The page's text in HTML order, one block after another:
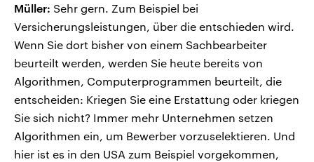
Müller: Sehr gern. Zum Beispiel bei
Versicherungsleistungen, über die entschieden wird.
Wenn Sie dort bisher von einem Sachbearbeiter
beurteilt werden, werden Sie heute bereits von
Algorithmen, Computerprogrammen beurteilt, die
entscheiden: Kriegen Sie eine Erstattung oder kriegen
Sie sich nicht? Immer mehr Unternehmen setzen
Algorithmen ein, um Bewerber vorzuselektieren. Und
hier ist es in den USA zum Beispiel vorgekommen,